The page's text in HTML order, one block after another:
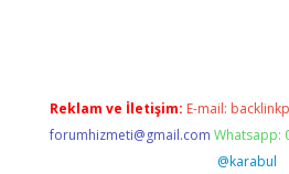
Reklam ve İletişim: E-mail:
forumhizmeti@gmail.com Whatsapp:
@karabul